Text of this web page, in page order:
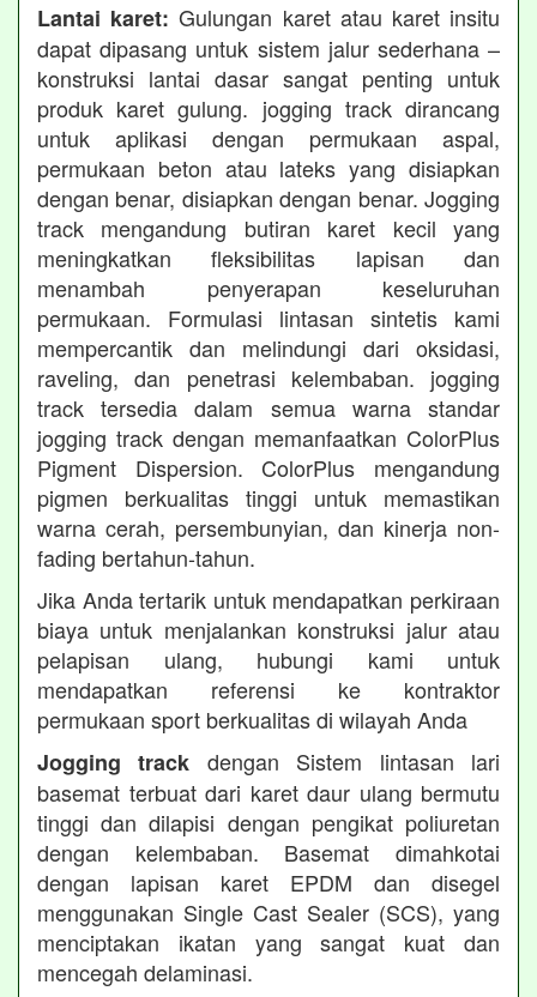
Lantai karet: Gulungan karet atau karet insitu
dapat dipasang untuk sistem jalur sederhana –
konstruksi lantai dasar sangat penting untuk
produk karet gulung. jogging track dirancang
untuk aplikasi dengan permukaan aspal,
permukaan beton atau lateks yang disiapkan
dengan benar, disiapkan dengan benar. Jogging
track mengandung butiran karet kecil yang
meningkatkan fleksibilitas lapisan dan
menambah penyerapan keseluruhan
permukaan. Formulasi lintasan sintetis kami
mempercantik dan melindungi dari oksidasi,
raveling, dan penetrasi kelembaban. jogging
track tersedia dalam semua warna standar
jogging track dengan memanfaatkan ColorPlus
Pigment Dispersion. ColorPlus mengandung
pigmen berkualitas tinggi untuk memastikan
warna cerah, persembunyian, dan kinerja non-
fading bertahun-tahun.
Jika Anda tertarik untuk mendapatkan perkiraan
biaya untuk menjalankan konstruksi jalur atau
pelapisan ulang, hubungi kami untuk
mendapatkan referensi ke kontraktor
permukaan sport berkualitas di wilayah Anda
Jogging track dengan Sistem lintasan lari
basemat terbuat dari karet daur ulang bermutu
tinggi dan dilapisi dengan pengikat poliuretan
dengan kelembaban. Basemat dimahkotai
dengan lapisan karet EPDM dan disegel
menggunakan Single Cast Sealer (SCS), yang
menciptakan ikatan yang sangat kuat dan
mencegah delaminasi.